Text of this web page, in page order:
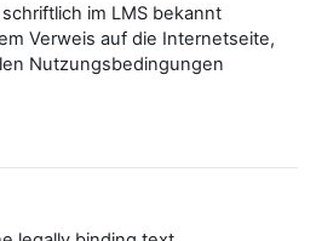
im LMS bekannt
Verweis auf die Internetseite,
Nutzungsbedingungen